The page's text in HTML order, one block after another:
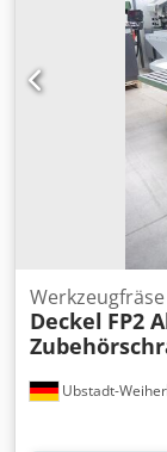
Ubstadt-Weiher
Werkzeugfräse
Deckel FP2